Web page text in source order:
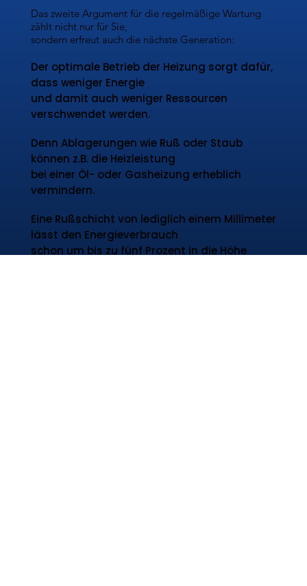
Das zweite Argument für die regelmäßige Wartung
zählt nicht nur für Sie,
sondern erfreut auch die nächste Generation:
Der optimale Betrieb der Heizung sorgt dafür,
dass weniger Energie
und damit auch weniger Ressourcen
verschwendet werden.
Denn Ablagerungen wie Ruß oder Staub
können z.B. die Heizleistung
bei einer Öl- oder Gasheizung erheblich
vermindern.
Eine Rußschicht von lediglich einem Millimeter
lässt den Energieverbrauch
schon um bis zu fünf Prozent in die Höhe